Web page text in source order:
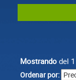
Mostrando del
Ordenar por: